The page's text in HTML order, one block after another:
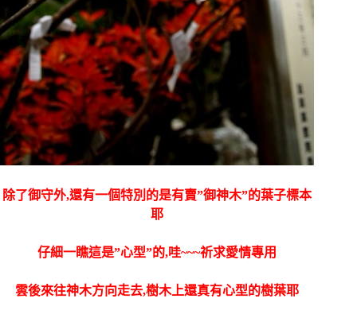
除了御守外,還有一個特別的是有賣”御神木”的葉子標本
耶
仔細一瞧這是”心型”的,哇~~~祈求愛情專用
雲後來往神木方向走去,樹木上還真有心型的樹葉耶